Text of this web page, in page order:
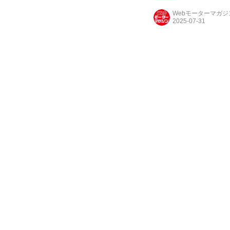
Webモーターマガジ